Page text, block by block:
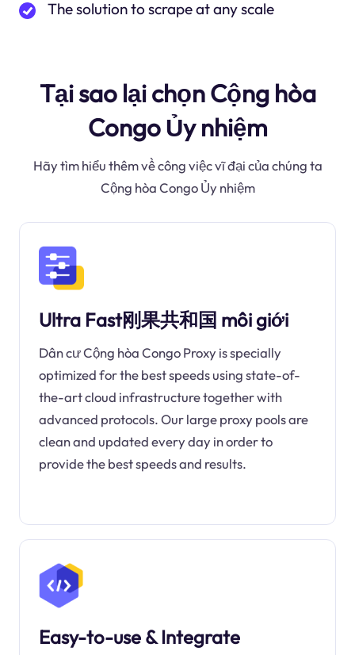
The solution to scrape at any scale
Tại sao lại chọn Cộng hòa
Congo Ủy nhiệm
Hãy tìm hiểu thêm về công việc vĩ đại của chúng ta
Cộng hòa Congo Ủy nhiệm
Ultra Fast刚果共和国 môi giới
Dân cư Cộng hòa Congo Proxy is specially
optimized for the best speeds using state-of-
the-art cloud infrastructure together with
advanced protocols. Our large proxy pools are
clean and updated every day in order to
provide the best speeds and results.
Easy-to-use & Integrate